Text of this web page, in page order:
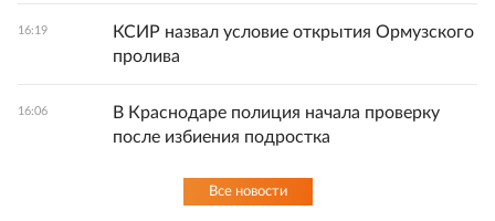
16:19
КСИР назвал условие открытия Ормузского
пролива
16:06
В Краснодаре полиция начала проверку
после избиения подростка
Все новости